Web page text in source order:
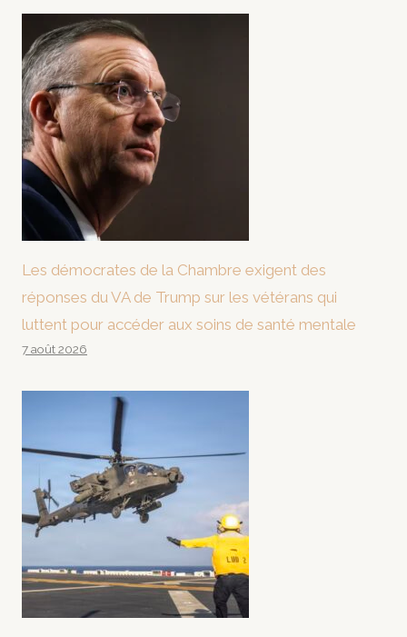
Les démocrates de la Chambre exigent des
réponses du VA de Trump sur les vétérans qui
luttent pour accéder aux soins de santé mentale
7 août 2026